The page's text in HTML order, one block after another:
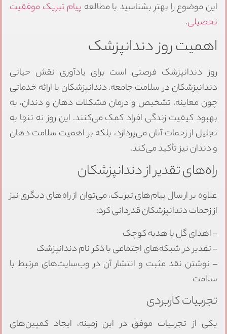
این موضوع را بهتر بشناسید با مطالعه پیام تبریک موفقیت
تحصیلی.
اهمیت روز دندانپزشک
روز دندانپزشک فرصتی است برای یادآوری نقش حیاتی
دندانپزشکان در سلامت جامعه. دندانپزشکان با ارائه خدماتی
چون معاینه، تشخیص و درمان مشکلات دهان و دندان، به
بهبود کیفیت زندگی افراد کمک می‌کنند. این روز نه تنها به
تجلیل از زحمات آنان می‌پردازد، بلکه بر اهمیت سلامت دهان
و دندان نیز تأکید می‌کند.
راه‌های تقدیر از دندانپزشکان
علاوه بر ارسال پیام‌های تبریک، می‌توان از راه‌های دیگری نیز
از زحمات دندانپزشکان قدردانی کرد:
– اهدای گل یا هدیه کوچک
– تقدیر در شبکه‌های اجتماعی با ذکر نام دندانپزشک
– نوشتن نقد مثبت و انتشار آن در وب‌سایت‌های مرتبط با
سلامت
تجربیات کاربردی
یکی از تجربیات موفق در این زمینه، ایجاد کمپین‌های